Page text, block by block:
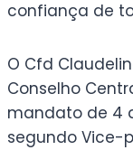
confiança de
O Cfd
Conselho
mandato de 4
segundo Vice-